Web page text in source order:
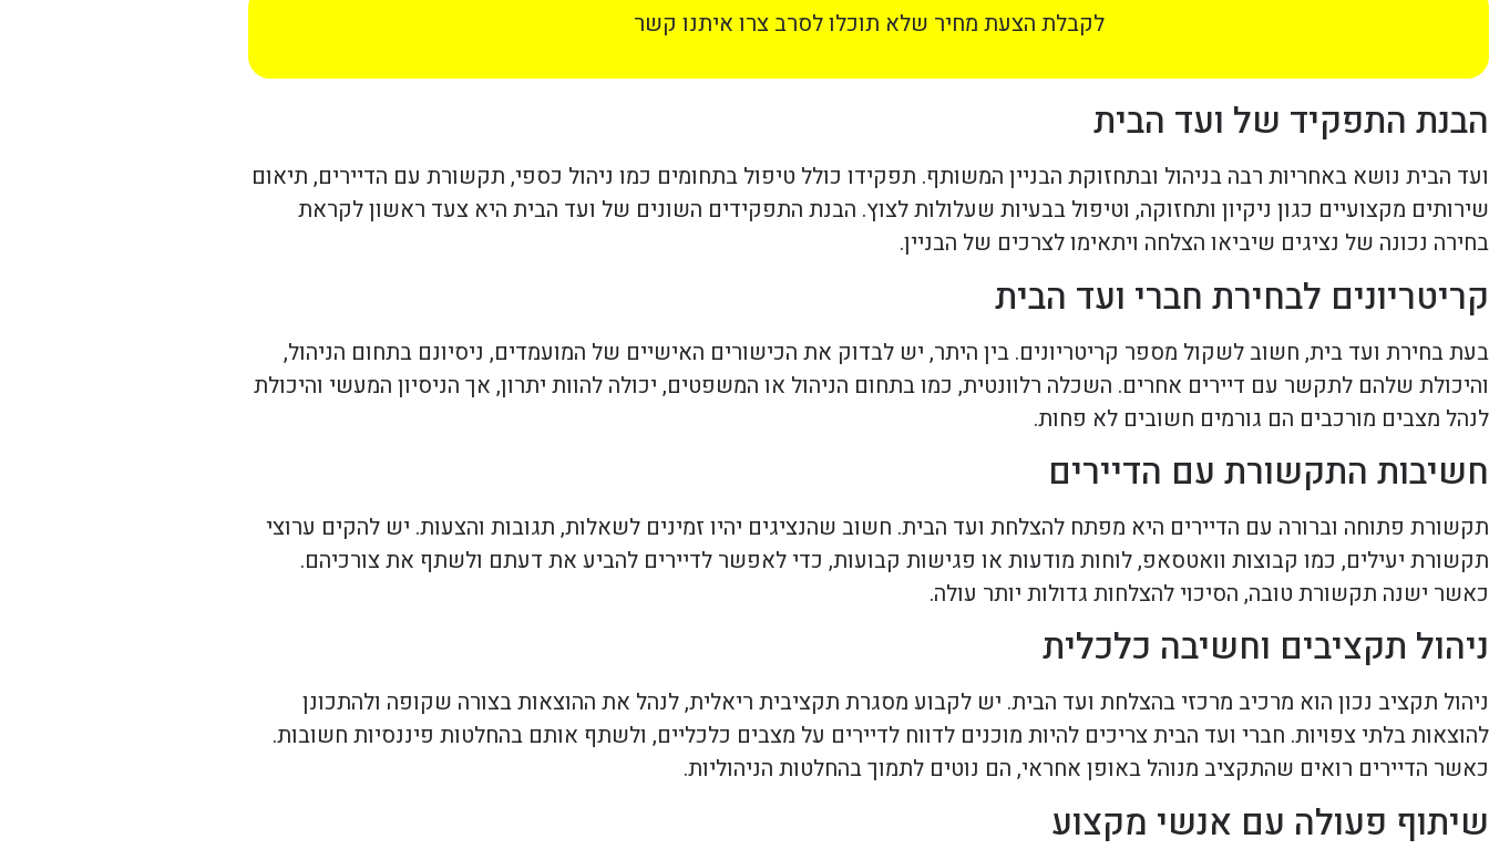
לקבלת הצעת מחיר שלא תוכלו לסרב צרו איתנו קשר
הבנת התפקיד של ועד הבית
ועד הבית נושא באחריות רבה בניהול ובתחזוקת הבניין המשותף. תפקידו כולל טיפול בתחומים כמו ניהול כספי, תקשורת עם הדיירים, תיאום
שירותים מקצועיים כגון ניקיון ותחזוקה, וטיפול בבעיות שעלולות לצוץ. הבנת התפקידים השונים של ועד הבית היא צעד ראשון לקראת
בחירה נכונה של נציגים שיביאו הצלחה ויתאימו לצרכים של הבניין.
קריטריונים לבחירת חברי ועד הבית
בעת בחירת ועד בית, חשוב לשקול מספר קריטריונים. בין היתר, יש לבדוק את הכישורים האישיים של המועמדים, ניסיונם בתחום הניהול,
והיכולת שלהם לתקשר עם דיירים אחרים. השכלה רלוונטית, כמו בתחום הניהול או המשפטים, יכולה להוות יתרון, אך הניסיון המעשי והיכולת
לנהל מצבים מורכבים הם גורמים חשובים לא פחות.
חשיבות התקשורת עם הדיירים
תקשורת פתוחה וברורה עם הדיירים היא מפתח להצלחת ועד הבית. חשוב שהנציגים יהיו זמינים לשאלות, תגובות והצעות. יש להקים ערוצי
תקשורת יעילים, כמו קבוצות וואטסאפ, לוחות מודעות או פגישות קבועות, כדי לאפשר לדיירים להביע את דעתם ולשתף את צורכיהם.
כאשר ישנה תקשורת טובה, הסיכוי להצלחות גדולות יותר עולה.
ניהול תקציבים וחשיבה כלכלית
ניהול תקציב נכון הוא מרכיב מרכזי בהצלחת ועד הבית. יש לקבוע מסגרת תקציבית ריאלית, לנהל את ההוצאות בצורה שקופה ולהתכונן
להוצאות בלתי צפויות. חברי ועד הבית צריכים להיות מוכנים לדווח לדיירים על מצבים כלכליים, ולשתף אותם בהחלטות פיננסיות חשובות.
כאשר הדיירים רואים שהתקציב מנוהל באופן אחראי, הם נוטים לתמוך בהחלטות הניהוליות.
שיתוף פעולה עם אנשי מקצוע